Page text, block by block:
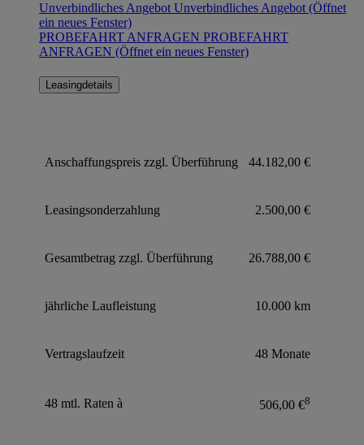
Unverbindliches AngebotUnverbindliches Angebot(Öffnet
ein neues Fenster)
PROBEFAHRT ANFRAGEN PROBEFAHRT
ANFRAGEN (Öffnet ein neues Fenster)
Leasingdetails
Anschaffungspreis zzgl. Überführung 44.182,00 €
Leasingsonderzahlung 2.500,00 €
Gesamtbetrag zzgl. Überführung 26.788,00 €
jährliche Laufleistung 10.000 km
Vertragslaufzeit 48 Monate
48 mtl. Raten à 506,00 €8